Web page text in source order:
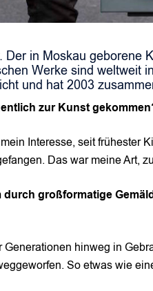
in Moskau geborene
Werke sind weltweit
und hat 2003
zur Kunst
Interesse, seit frühester
Das war meine Art,
großformatige
hinweg in
So etwas wie